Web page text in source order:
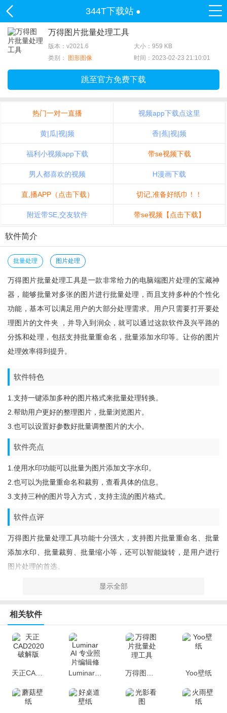
344T下载站 ●
万得图片批量处理工具
版本：v2021.6
大小：959 KB
类别：
图形图像 时间：2023-02-23 21:10:01
跳至官方免费下载
热门一对一直播 视频app下载点这里
黄|瓜|视|频 香|蕉|视|频
福利小视频app下载 带se视频下载
男人都喜欢的视频 H漫画下载
直,播APP（点击下载） 切记,准备好纸巾！！
附近带SE,交友软件 带se视频【点击下载】
软件简介
批量处理 图片处理
万得图片批量处理工具是一款非常给力的电脑端图片处理的宝藏神
器，能够批量对多张的图片进行批量处理，而且支持多种的个性化
功能，基本可以满足用户的大部分处理需求。用户只需要打开要处
理图片的文件夹 ，并导入到润众，就可以通过这款软件及兴平路的
分拣和处理，包括支持批量重命名，批量添加水印等。让你的图片
处理效率得到提升。
软件特色
1.支持一键添加多种的图片格式来批量处理转换。
2.帮助用户更好的整理图片，批量浏览图片。
3.也可以设置好参数好批量调整图片的大小。
软件亮点
1.使用水印功能可以批量为图片添加文字水印。
2.也可以为批量重命名和裁剪，查看具体的信息。
3.支持三种的图片导入方式，支持主流的图片格式。
软件点评
万得图片批量处理工具功能十分强大，支持图片批量重命名、批量
添加水印、批量裁剪、批量缩小等，还可以智能旋转，是用户进行
图片处理的首选。
显示全部
相关软件
Yoo壁纸